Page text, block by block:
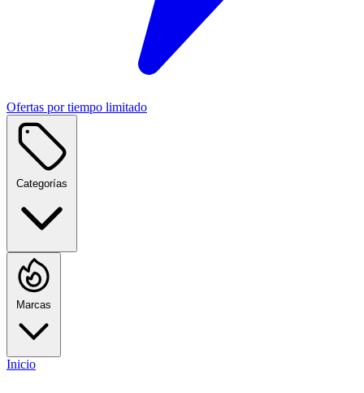
Ofertas por tiempo limitado
Categorías
Marcas
Inicio